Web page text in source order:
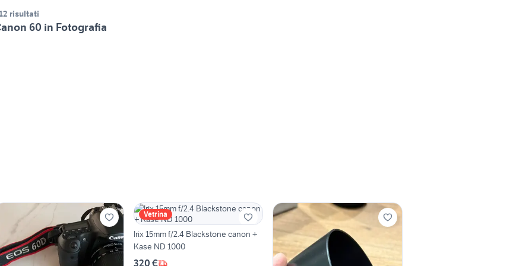
risultati
60 in Fotografia
Vetrina
Irix 15mm f/2.4 Blackstone canon +
Kase ND 1000
320 €